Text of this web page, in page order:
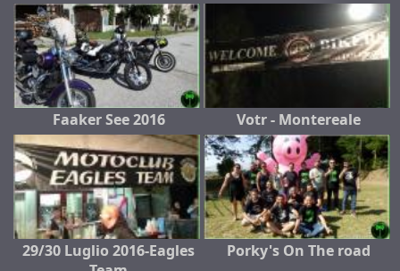
Faaker See 2016 Votr - Montereale
29/30 Luglio 2016-Eagles
Porky's On The road